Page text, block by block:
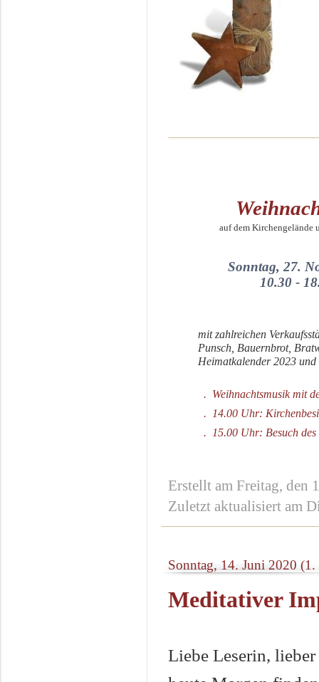
auf dem Kirchengelände
Sonntag, 27.
10.30 -
mit zahlreichen
Punsch, Bauernbrot,
Heimatkalender 2023
. Weihnachtsmusik mit
. 14.00 Uhr:
. 15.00 Uhr: Besuch des
Erstellt am Freitag, den
Zuletzt aktualisiert am
Sonntag, 14. Juni 2020
Meditativer
Liebe Leserin, lieber